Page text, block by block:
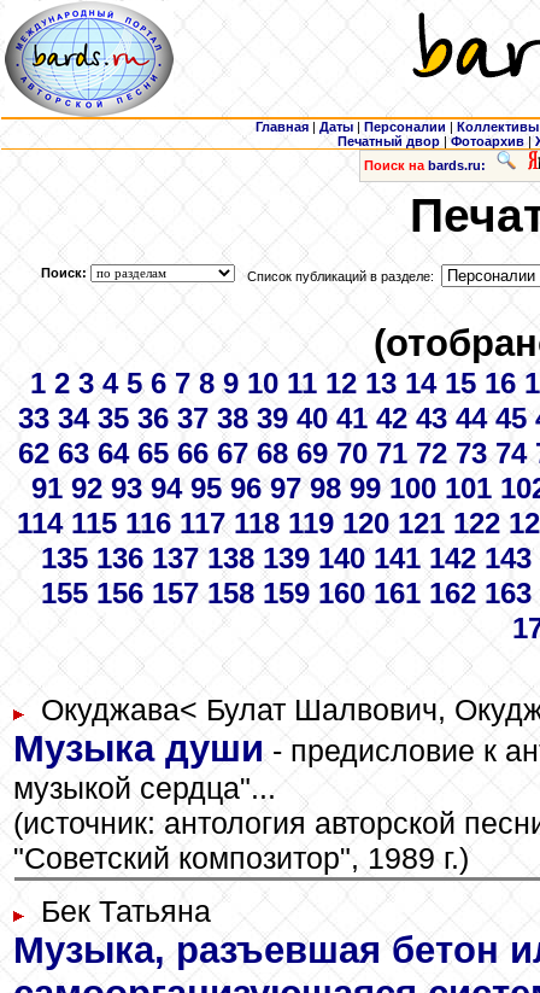
Главная | Даты | Персоналии | Коллективы
Печатный двор |Фотоархив |
Поиск на bards.ru:
Поиск: Список публикаций в разделе:
1 2 3 4 5 6 7 8 9 10 11 12 13 14 15 16
33 34 35 36 37 38 39 40 41 42 43 44 45
62 63 64 65 66 67 68 69 70 71 72 73 74
91 92 93 94 95 96 97 98 99 100 101
114 115 116 117 118 119 120 121 122
135 136 137 138 139 140 141 142 143
155 156 157 158 159 160 161 162 163
Окуджава< Булат Шалвович,
Музыка души - предисловие к
музыкой сердца"...
(источник: антология авторской
"Советский композитор", 1989 г.)
Бек Татьяна
Музыка, разъевшая бетон